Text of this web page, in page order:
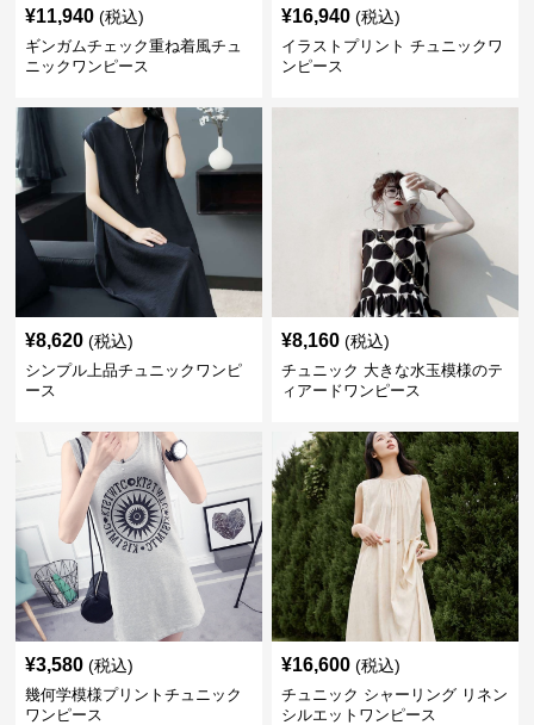
¥11,940 (税込)
ギンガムチェック重ね着風チュ
ニックワンピース
¥16,940 (税込)
イラストプリント チュニックワ
ンピース
¥8,620 (税込)
シンプル上品チュニックワンピ
ース
¥8,160 (税込)
チュニック 大きな水玉模様のテ
ィアードワンピース
¥3,580 (税込)
幾何学模様プリントチュニック
ワンピース
¥16,600 (税込)
チュニック シャーリング リネン
シルエットワンピース